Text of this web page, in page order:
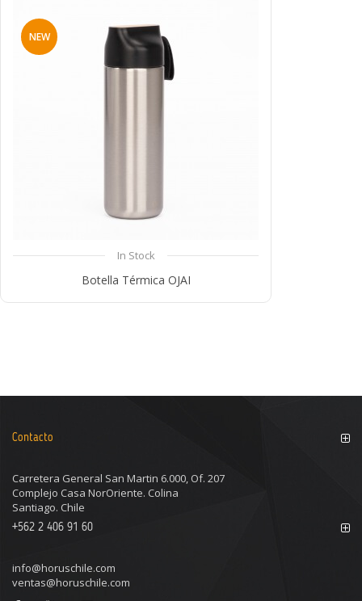
NEW
In Stock
Botella Térmica OJAI
Contacto
Carretera General San Martin 6.000, Of. 207
Complejo Casa NorOriente. Colina
Santiago. Chile
+562 2 406 91 60
info@horuschile.com
ventas@horuschile.com